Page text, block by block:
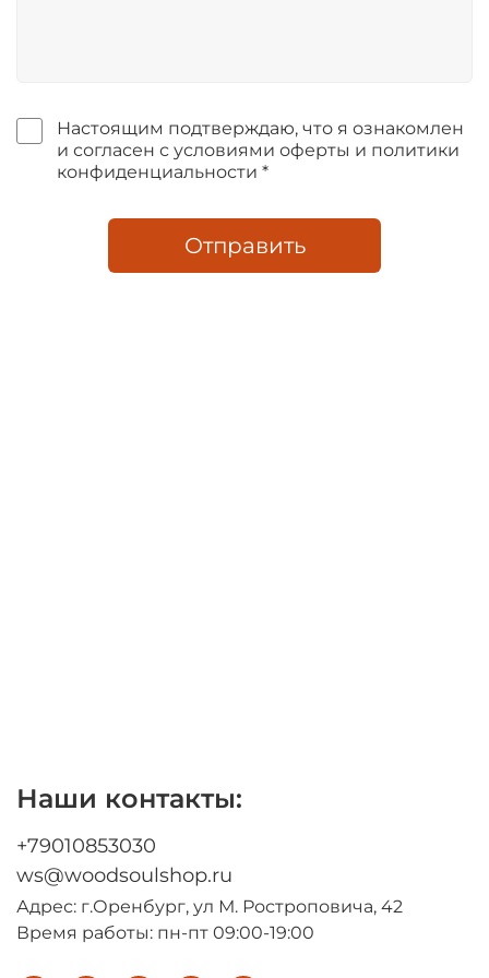
Настоящим подтверждаю, что я ознакомлен
и согласен с условиями оферты и политики
конфиденциальности *
Отправить
Наши контакты:
+79010853030
ws@woodsoulshop.ru
Адрес: г.Оренбург, ул М. Ростроповича, 42
Время работы: пн-пт 09:00-19:00